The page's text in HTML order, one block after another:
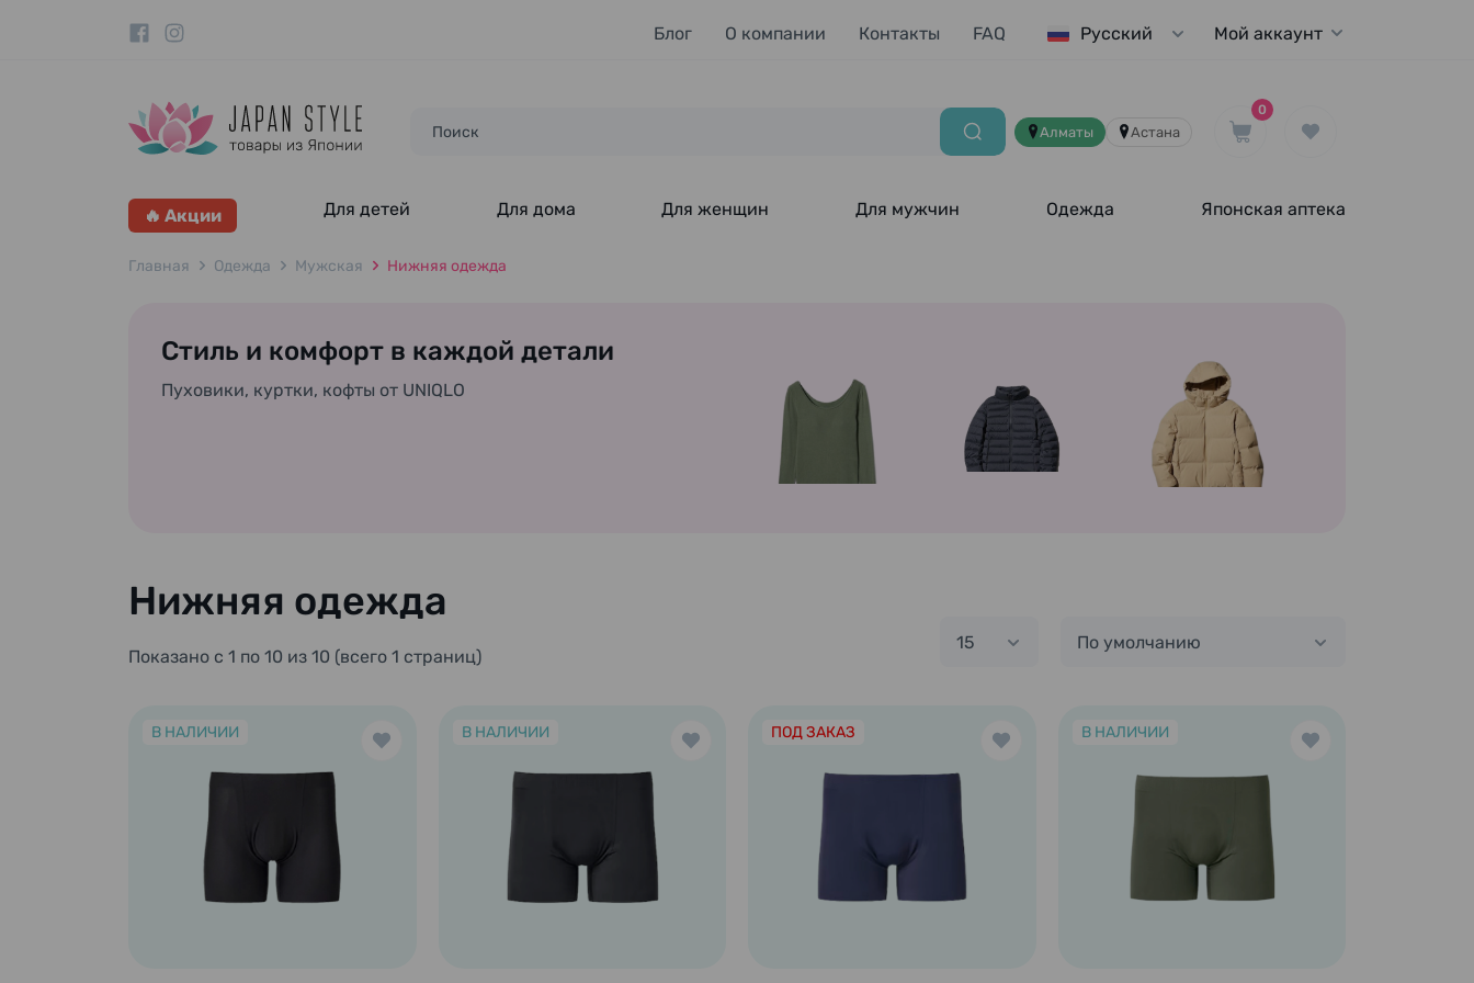
Алматы Астана
0
Блог О компании Контакты FAQ Русский Мой аккаунт
🔥 Акции Для детей Для дома Для женщин Для мужчин Одежда Японская аптека
Главная Одежда Мужская Нижняя одежда
Стиль и комфорт в каждой детали
Пуховики, куртки, кофты от UNIQLO
Нижняя одежда
Показано с 1 по 10 из 10 (всего 1 страниц)
15 По умолчанию
В НАЛИЧИИ В НАЛИЧИИ ПОД ЗАКАЗ В НАЛИЧИИ